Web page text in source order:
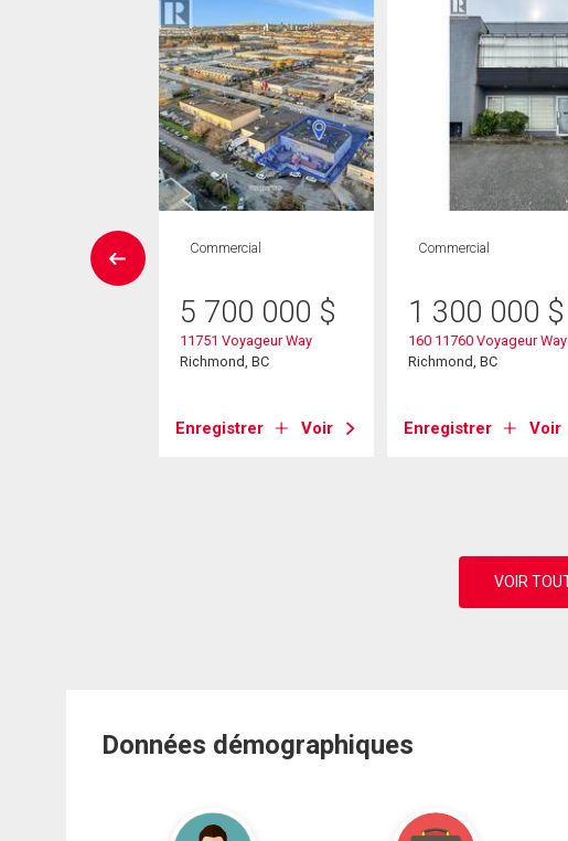
Commercial
5 700 000 $
11751 Voyageur Way
Richmond, BC
Enregistrer Voir
Commercial
1 300 000 $
160 11760 Voyageur Way
Richmond, BC
Enregistrer Voir
Données démographiques